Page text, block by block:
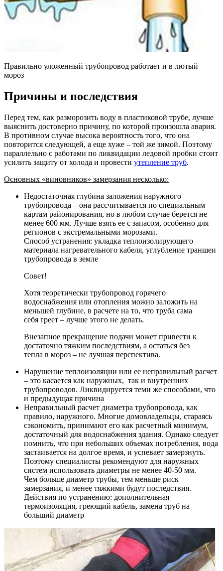
Правильно уложенный трубопровод работает и в лютый
мороз
Причины и последствия
Перед тем, как разморозить воду в пластиковой трубе, лучше
выяснить достоверно причину, по которой произошла авария.
В противном случае высока вероятность того, что она
повторится следующей, а еще хуже – той же зимой. Поэтому
параллельно с работами по ликвидации ледовой пробки стоит
усилить защиту от холода и провести утепление труб.
Основных «виновников» замерзания несколько:
Недостаточная глубина заложения наружного
трубопровода – она рассчитывается по специальным
картам районирования, но в любом случае берется не
менее 600 мм. Лучше взять ее с запасом, особенно для
регионов с экстремальными морозами.
Способ устранения: укладка теплоизолирующего
материала нагревательного кабеля, углубление траншеи
трубопровода в земле
Совет!
Хотя теоретически трубопровод горячего
водоснабжения или отопления можно заложить на
меньшей глубине, в расчете на то, что труба сама
себя греет – лучше этого не делать.
Внезапное прекращение подачи может привести к
достаточно тяжким последствиям, а остаться без
тепла в мороз – не лучшая перспектива.
Нарушение теплоизоляции или ее неправильный расчет
– это касается как наружных, так и внутренних
трубопроводов. Ликвидируется теми же способами, что
и предыдущая причина
Неправильный расчет диаметра трубопровода, как
правило, наружного. Многие домовладельцы, стараясь
сэкономить, принимают его как расчетный минимум,
достаточный для водоснабжения здания. Однако следует
помнить, что при небольших объемах потребления, вода
застаивается на долгое время, и успевает замерзнуть.
Поэтому специалисты рекомендуют для наружных
систем использовать диаметры не менее 40-50 мм.
Чем больше диаметр трубы, тем меньше риск
замерзания, и менее тяжкими будут последствия.
Действия по устранению: дополнительная
термоизоляция, греющий кабель, замена труб на
больший диаметр